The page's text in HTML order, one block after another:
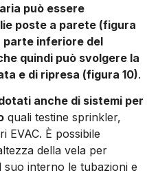
può essere
poste a parete (figura
parte inferiore del
quindi può svol­gere la
e di ripresa (figura 10).
anche di sistemi per
quali testine sprinkler,
EVAC. È possibile
della vela per
suo interno le tubazioni e